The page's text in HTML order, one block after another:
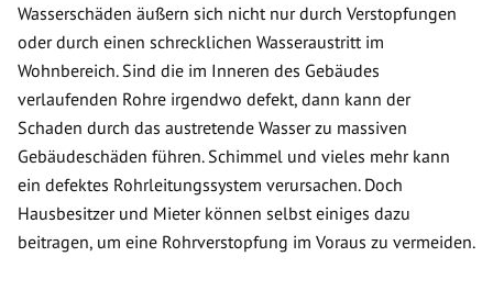
Wasserschäden äußern sich nicht nur durch Verstopfungen
oder durch einen schrecklichen Wasseraustritt im
Wohnbereich. Sind die im Inneren des Gebäudes
verlaufenden Rohre irgendwo defekt, dann kann der
Schaden durch das austretende Wasser zu massiven
Gebäudeschäden führen. Schimmel und vieles mehr kann
ein defektes Rohrleitungssystem verursachen. Doch
Hausbesitzer und Mieter können selbst einiges dazu
beitragen, um eine Rohrverstopfung im Voraus zu vermeiden.